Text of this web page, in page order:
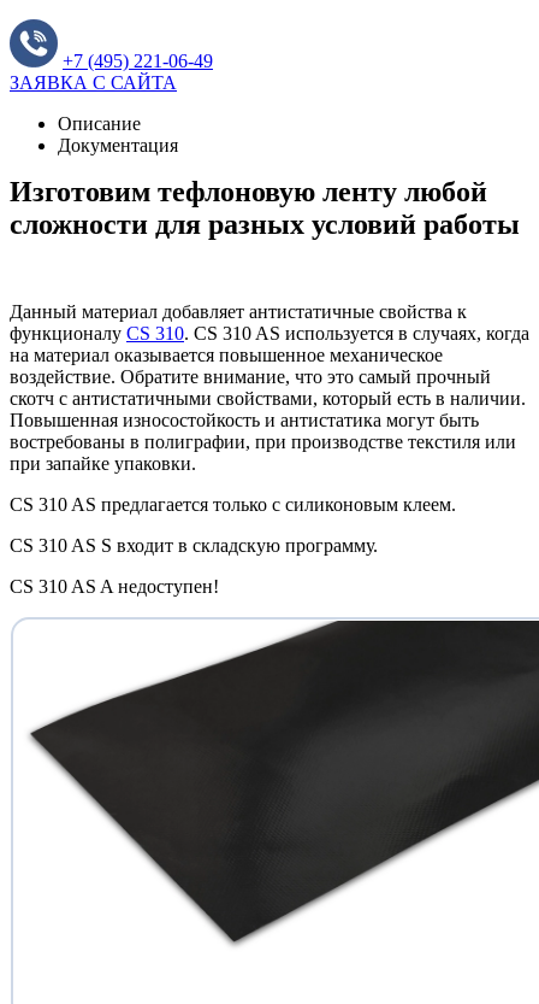
+7 (495) 221-06-49
ЗАЯВКА С САЙТА
Описание
Документация
Изготовим тефлоновую ленту любой
сложности для разных условий работы
Данный материал добавляет антистатичные свойства к
функционалу CS 310. CS 310 AS используется в случаях, когда
на материал оказывается повышенное механическое
воздействие. Обратите внимание, что это самый прочный
скотч с антистатичными свойствами, который есть в наличии.
Повышенная износостойкость и антистатика могут быть
востребованы в полиграфии, при производстве текстиля или
при запайке упаковки.
CS 310 AS предлагается только с силиконовым клеем.
CS 310 AS S входит в складскую программу.
CS 310 AS A недоступен!